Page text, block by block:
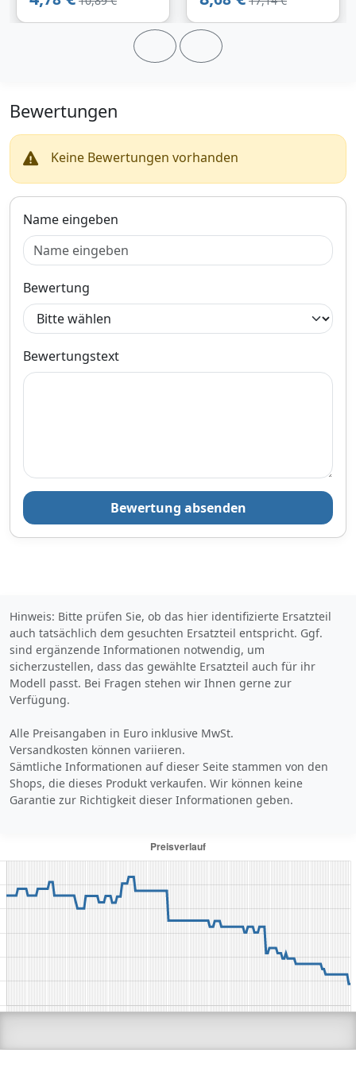
Auslassseite, vorne;
Abgasanlage: für
Katalysator, für Abgasrohr,
für Endschalldämpfer, von
zwischen Rohren und
Schalldämpfern. Der
Austausch einer defekten
Dichtung stellt sicher, dass
ELRING 504.400 hat zwei
Befestigungsbohrungen und
Abgaskrümmer vorgesehen.
Dieses Ersatzteil ist unter
und BMW 7 kompatibel.
Abgasrohrdichtung ELRING
Bewertungen
Keine Bewertungen vorhanden
Name eingeben
Bewertung
Bewertungstext
Bewertung absenden
Hinweis: Bitte prüfen Sie, ob das hier identifizierte Ersatzteil
auch tatsächlich dem gesuchten Ersatzteil entspricht. Ggf.
sind ergänzende Informationen notwendig, um
sicherzustellen, dass das gewählte Ersatzteil auch für ihr
Modell passt. Bei Fragen stehen wir Ihnen gerne zur
Verfügung.
Alle Preisangaben in Euro inklusive MwSt.
Versandkosten können variieren.
Sämtliche Informationen auf dieser Seite stammen von den
Shops, die dieses Produkt verkaufen. Wir können keine
Garantie zur Richtigkeit dieser Informationen geben.